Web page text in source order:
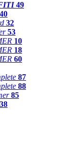
49
40
32
53
10
18
60
87
88
85
38